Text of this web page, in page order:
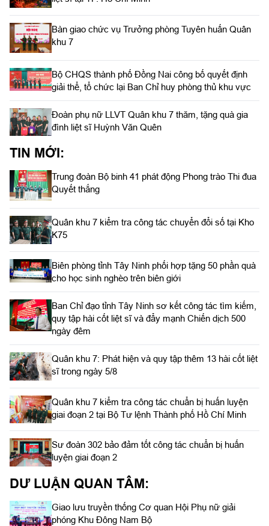
Bàn giao chức vụ Trưởng phòng Tuyên huấn Quân
khu 7
Bộ CHQS thành phố Đồng Nai công bố quyết định
giải thể, tổ chức lại Ban Chỉ huy phòng thủ khu vực
Đoàn phụ nữ LLVT Quân khu 7 thăm, tặng quà gia
đình liệt sĩ Huỳnh Văn Quên
TIN MỚI:
Trung đoàn Bộ binh 41 phát động Phong trào Thi đua
Quyết thắng
Quân khu 7 kiểm tra công tác chuyển đổi số tại Kho
K75
Biên phòng tỉnh Tây Ninh phối hợp tặng 50 phần quà
cho học sinh nghèo trên biên giới
Ban Chỉ đạo tỉnh Tây Ninh sơ kết công tác tìm kiếm,
quy tập hài cốt liệt sĩ và đẩy mạnh Chiến dịch 500
ngày đêm
Quân khu 7: Phát hiện và quy tập thêm 13 hài cốt liệt
sĩ trong ngày 5/8
Quân khu 7 kiểm tra công tác chuẩn bị huấn luyện
giai đoạn 2 tại Bộ Tư lệnh Thành phố Hồ Chí Minh
Sư đoàn 302 bảo đảm tốt công tác chuẩn bị huấn
luyện giai đoạn 2
DƯ LUẬN QUAN TÂM:
Giao lưu truyền thống Cơ quan Hội Phụ nữ giải
phóng Khu Đông Nam Bộ